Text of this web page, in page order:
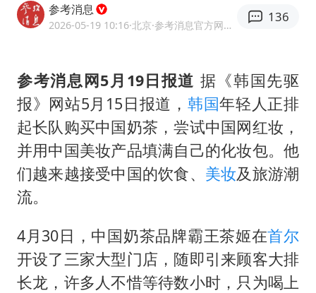
佛山通报笔试前13被淘汰后5名进体检
广东雷州通报特教老师招聘违规事件
“立秋的第一杯奶茶”又爆单了
陈幸同晋级WTT横滨冠军赛8强
泰国枪击案凶手先杀祖父母后行凶
超颖电子拟投资20.86亿建设新项目
国防部：中国军队坚决反制任何闹海挑衅图谋
宇树科技中一签需缴款7.54万元
参考消息
2026-05-19 10:16·北京 ·参考消息官方网易号
136
参考消息网5月19日报道 据《韩国先驱
报》网站5月15日报道， 韩国年轻人正排
起长队购买中国奶茶，尝试中国网红妆，
并用中国美妆产品填满自己的化妆包。他
们越来越接受中国的饮食、 美妆及旅游潮
流。
4月30日，中国奶茶品牌霸王茶姬在首尔
开设了三家大型门店，随即引来顾客大排
长龙，许多人不惜等待数小时，只为喝上